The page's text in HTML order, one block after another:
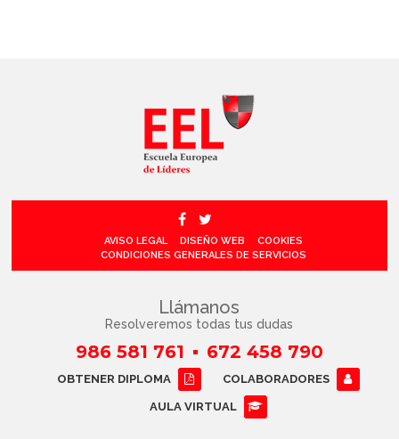
AVISO LEGAL DISEÑO WEB
COOKIES
CONDICIONES GENERALES DE SERVICIOS
Llámanos
Resolveremos todas tus dudas
986 581 761 672 458 790
OBTENER DIPLOMA COLABORADORES
AULA VIRTUAL